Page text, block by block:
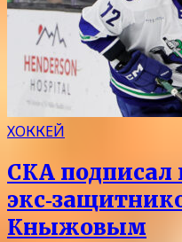
ХОККЕЙ
СКА подписал
Кныжовым